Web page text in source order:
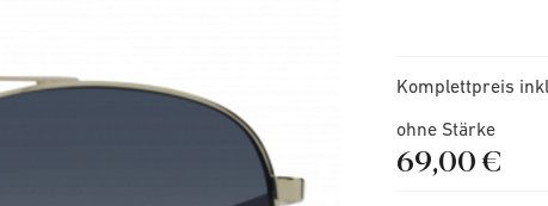
Komplettpreis
ohne Stärke
69,00 €